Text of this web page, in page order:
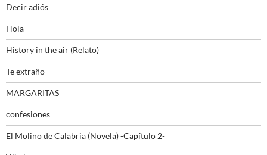
Decir adiós
Hola
History in the air (Relato)
Te extraño
MARGARITAS
confesiones
El Molino de Calabria (Novela) -Capítulo 2-